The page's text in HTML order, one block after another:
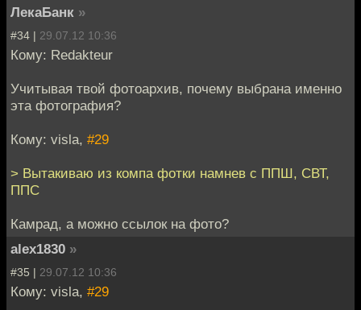
ЛекаБанк »
#34 | 29.07.12 10:36
Кому: Redakteur
Учитывая твой фотоархив, почему выбрана именно
эта фотография?
Кому: visla, #29
> Вытакиваю из компа фотки намнев с ППШ, СВТ,
ППС
Камрад, а можно ссылок на фото?
alex1830 »
#35 | 29.07.12 10:36
Кому: visla, #29